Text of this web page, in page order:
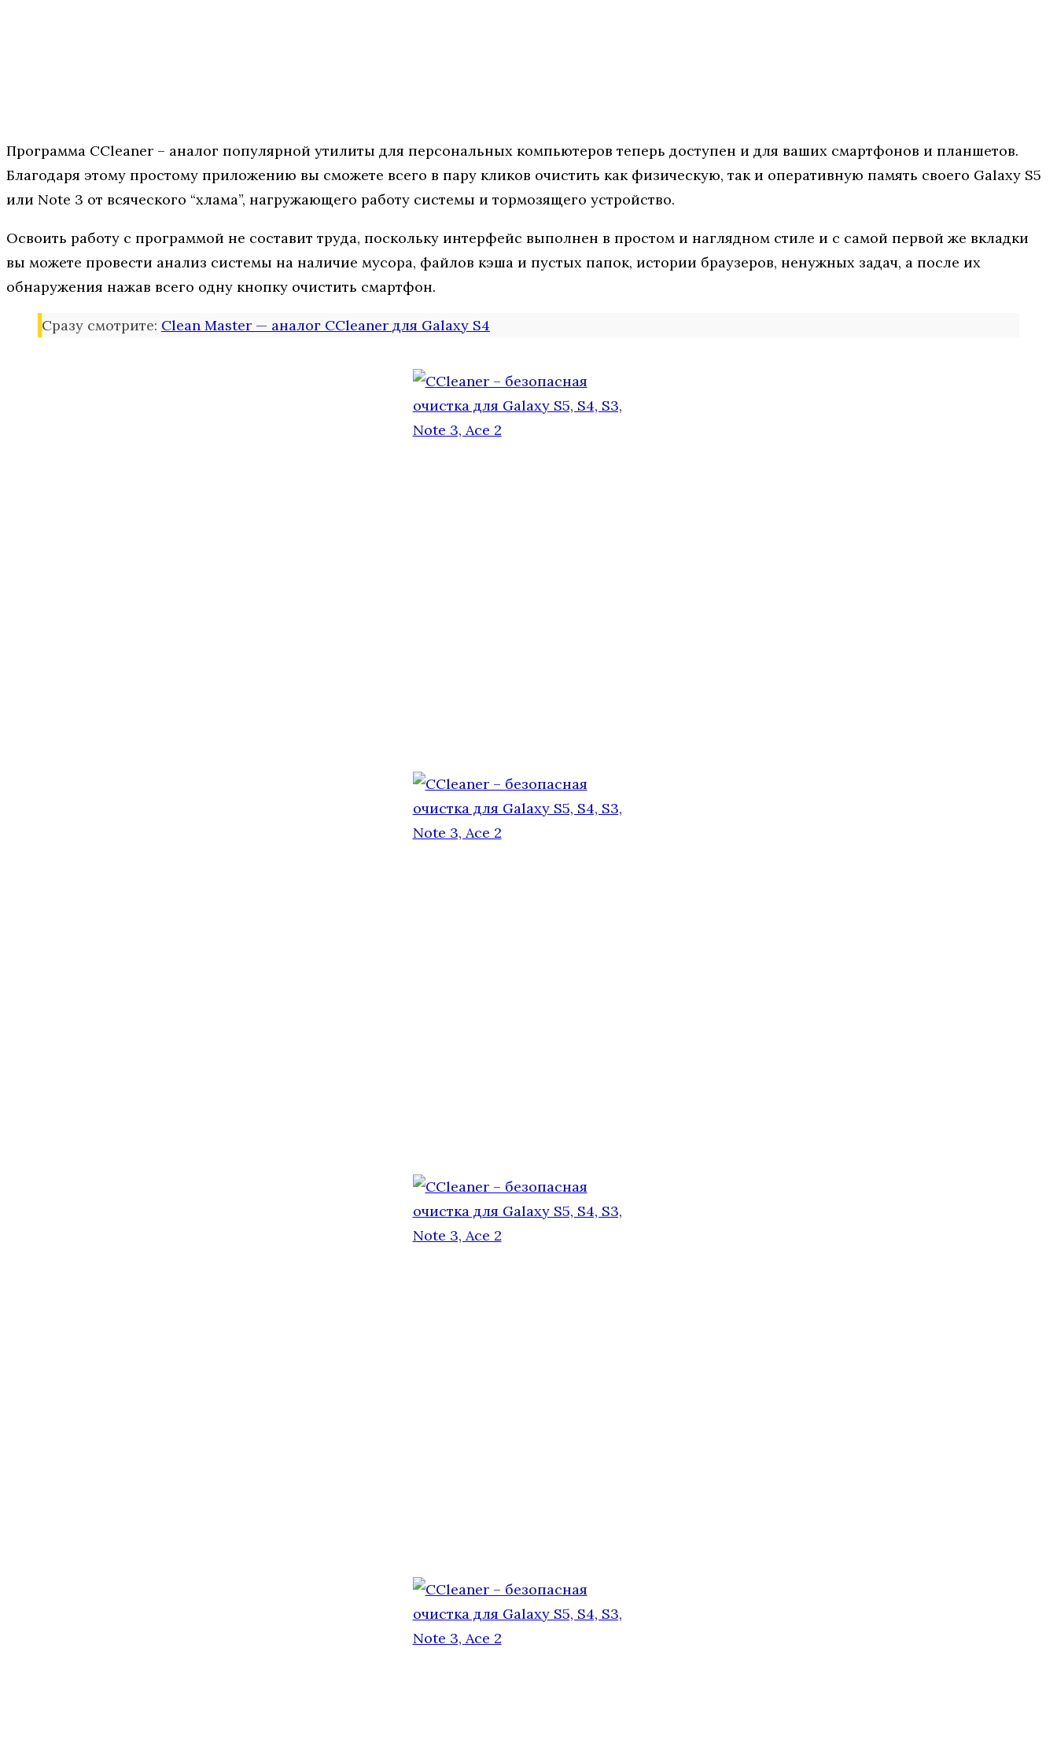
Программа СCleaner – аналог популярной утилиты для персональных компьютеров теперь доступен и для ваших смартфонов и планшетов.
Благодаря этому простому приложению вы сможете всего в пару кликов очистить как физическую, так и оперативную память своего Galaxy S5
или Note 3 от всяческого “хлама”, нагружающего работу системы и тормозящего устройство.
Освоить работу с программой не составит труда, поскольку интерфейс выполнен в простом и наглядном стиле и с самой первой же вкладки
вы можете провести анализ системы на наличие мусора, файлов кэша и пустых папок, истории браузеров, ненужных задач, а после их
обнаружения нажав всего одну кнопку очистить смартфон.
Сразу смотрите: Clean Master — аналог CCleaner для Galaxy S4